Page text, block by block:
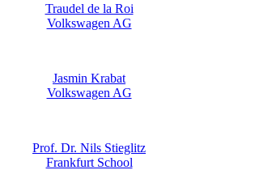
Traudel de la Roi
Volkswagen AG
Jasmin Krabat
Volkswagen AG
Prof. Dr. Nils Stieglitz
Frankfurt School